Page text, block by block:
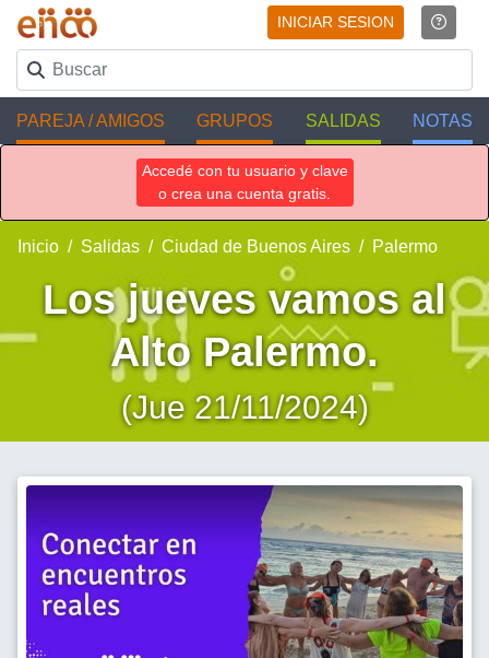
INICIAR SESION
PAREJA / AMIGOS GRUPOS SALIDAS NOTAS
Accedé con tu usuario y clave
o crea una cuenta gratis.
Inicio Salidas Ciudad de Buenos Aires Palermo
Los jueves vamos al
Alto Palermo.
(Jue 21/11/2024)